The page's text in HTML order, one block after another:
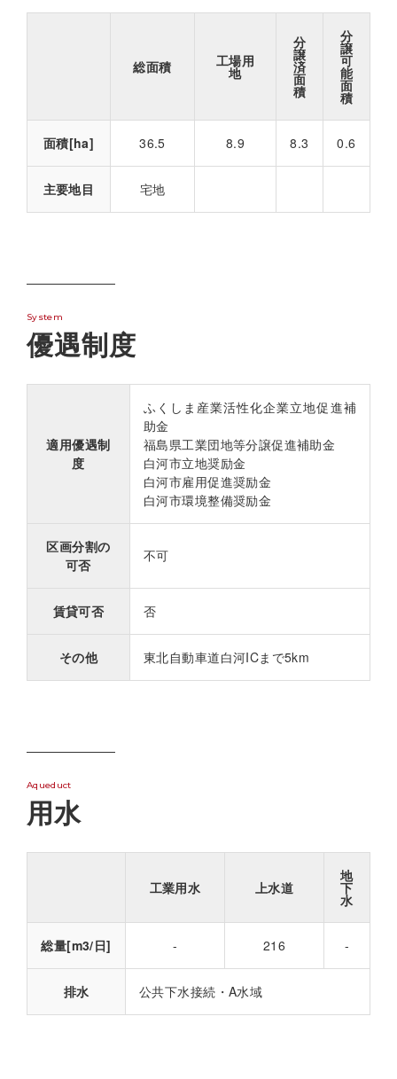
総面積 工場用
地
分
譲
済
面
積
分
譲
可
能
面
積
面積[ha] 36.5 8.9 8.3 0.6
主要地目 宅地
System
優遇制度
適用優遇制
度
ふくしま産業活性化企業立地促進補
助金
福島県工業団地等分譲促進補助金
白河市立地奨励金
白河市雇用促進奨励金
白河市環境整備奨励金
区画分割の
可否
不可
賃貸可否 否
その他 東北自動車道白河ICまで5km
Aqueduct
用水
工業用水 上水道
地
下
水
総量[m3/日] - 216 -
排水 公共下水接続・A水域